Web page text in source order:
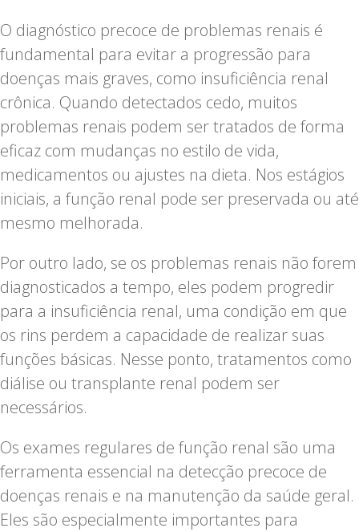
O diagnóstico precoce de problemas renais é
fundamental para evitar a progressão para
doenças mais graves, como insuficiência renal
crônica. Quando detectados cedo, muitos
problemas renais podem ser tratados de forma
eficaz com mudanças no estilo de vida,
medicamentos ou ajustes na dieta. Nos estágios
iniciais, a função renal pode ser preservada ou até
mesmo melhorada.
Por outro lado, se os problemas renais não forem
diagnosticados a tempo, eles podem progredir
para a insuficiência renal, uma condição em que
os rins perdem a capacidade de realizar suas
funções básicas. Nesse ponto, tratamentos como
diálise ou transplante renal podem ser
necessários.
Os exames regulares de função renal são uma
ferramenta essencial na detecção precoce de
doenças renais e na manutenção da saúde geral.
Eles são especialmente importantes para